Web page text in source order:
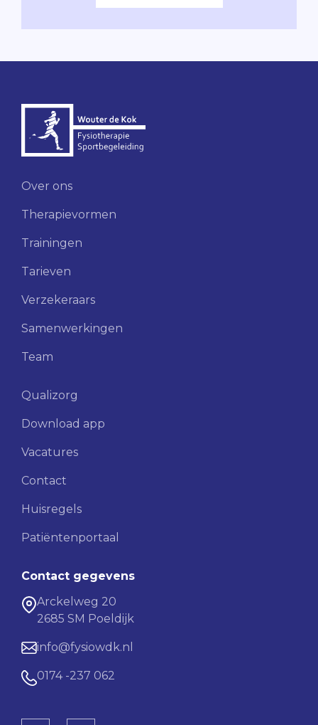
Over ons
Therapievormen
Trainingen
Tarieven
Verzekeraars
Samenwerkingen
Team
Qualizorg
Download app
Vacatures
Contact
Huisregels
Patiëntenportaal
Contact gegevens
Arckelweg 20
2685 SM Poeldijk
info@fysiowdk.nl
0174 -237 062